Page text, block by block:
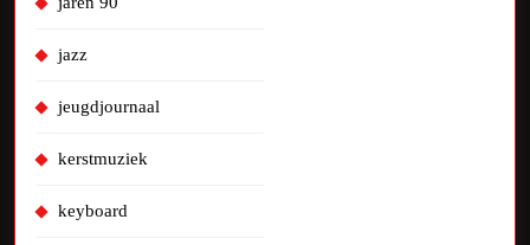
jazz
jeugdjournaal
kerstmuziek
keyboard